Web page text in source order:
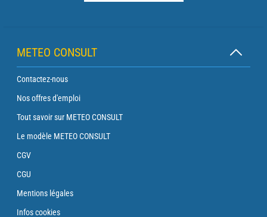
METEO CONSULT
Contactez-nous
Nos offres d'emploi
Tout savoir sur METEO CONSULT
Le modèle METEO CONSULT
CGV
CGU
Mentions légales
Infos cookies